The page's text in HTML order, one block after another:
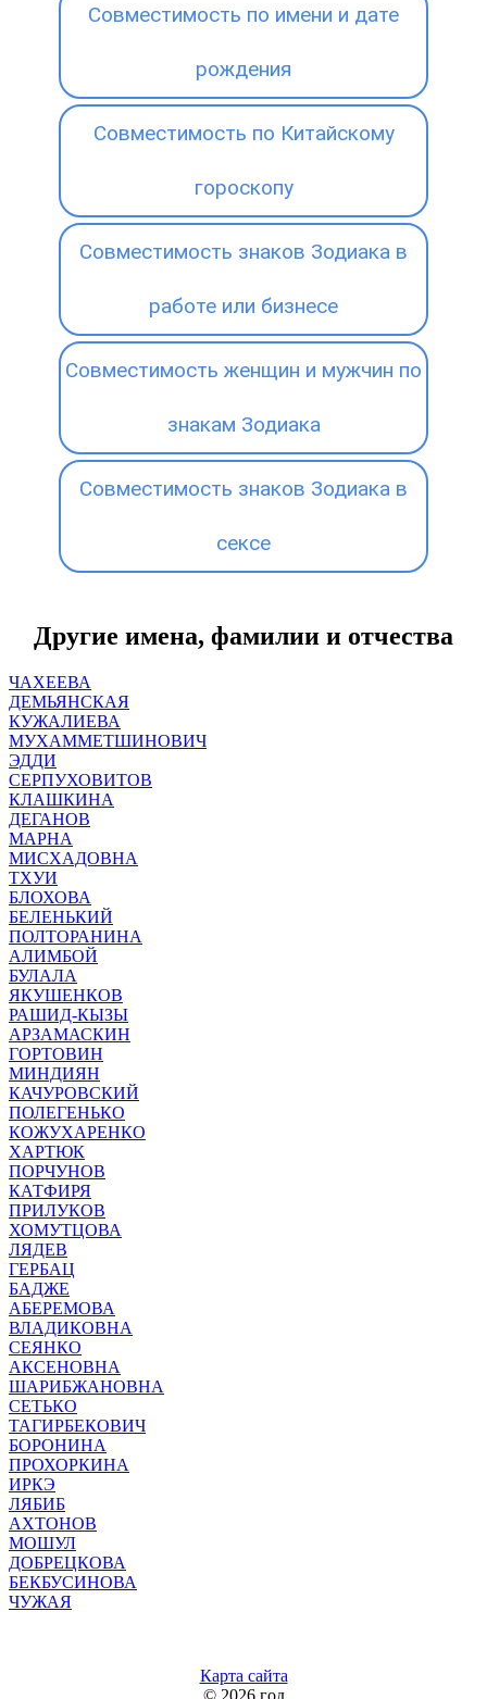
Совместимость по имени и дате
рождения
Совместимость по Китайскому
гороскопу
Совместимость знаков Зодиака в
работе или бизнесе
Совместимость женщин и мужчин по
знакам Зодиака
Совместимость знаков Зодиака в
сексе
Другие имена, фамилии и отчества
ЧАХЕЕВА
ДЕМЬЯНСКАЯ
КУЖАЛИЕВА
МУХАММЕТШИНОВИЧ
ЭДДИ
СЕРПУХОВИТОВ
КЛАШКИНА
ДЕГАНОВ
МАРНА
МИСХАДОВНА
ТХУИ
БЛОХОВА
БЕЛЕНЬКИЙ
ПОЛТОРАНИНА
АЛИМБОЙ
БУЛАЛА
ЯКУШЕНКОВ
РАШИД-КЫЗЫ
АРЗАМАСКИН
ГОРТОВИН
МИНДИЯН
КАЧУРОВСКИЙ
ПОЛЕГЕНЬКО
КОЖУХАРЕНКО
ХАРТЮК
ПОРЧУНОВ
КАТФИРЯ
ПРИЛУКОВ
ХОМУТЦОВА
ЛЯДЕВ
ГЕРБАЦ
БАДЖЕ
АБЕРЕМОВА
ВЛАДИКОВНА
СЕЯНКО
АКСЕНОВНА
ШАРИБЖАНОВНА
СЕТЬКО
ТАГИРБЕКОВИЧ
БОРОНИНА
ПРОХОРКИНА
ИРКЭ
ЛЯБИБ
АХТОНОВ
МОШУЛ
ДОБРЕЦКОВА
БЕКБУСИНОВА
ЧУЖАЯ
Карта сайта
© 2026 год